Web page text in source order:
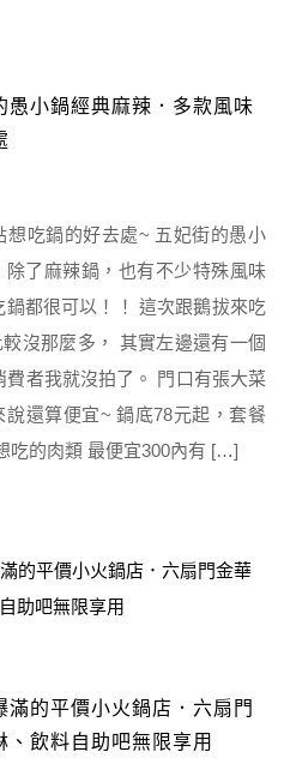
愚小鍋經典麻辣．多款風味
想吃鍋的好去處~ 五妃街的愚小
了麻辣鍋，也有不少特殊風味
都很可以！！ 這次跟鵝拔來吃
沒那麼多， 其實左邊還有一個
者我就沒拍了。 門口有張大菜
還算便宜~ 鍋底78元起，套餐
吃的肉類 最便宜300內有 […]
的平價小火鍋店．六扇門
飲料自助吧無限享用